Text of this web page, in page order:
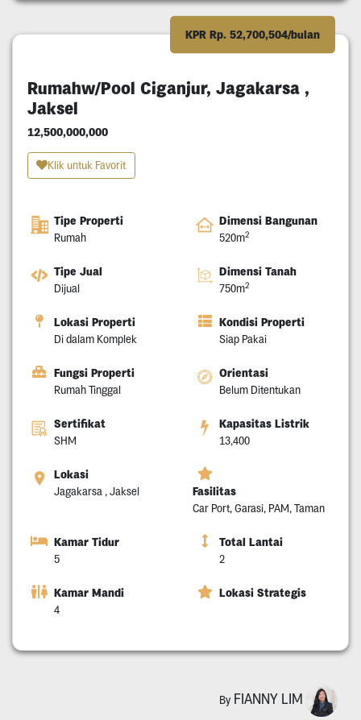
KPR Rp. 52,700,504/bulan
Rumahw/Pool Ciganjur, Jagakarsa ,
Jaksel
12,500,000,000
Klik untuk Favorit
Tipe Properti
Rumah
Dimensi Bangunan
520m2
Tipe Jual
Dijual
Dimensi Tanah
750m2
Lokasi Properti
Di dalam Komplek
Kondisi Properti
Siap Pakai
Fungsi Properti
Rumah Tinggal
Orientasi
Belum Ditentukan
Sertifikat
SHM
Kapasitas Listrik
13,400
Lokasi
Jagakarsa , Jaksel Fasilitas
Car Port, Garasi, PAM, Taman
Kamar Tidur
5
Total Lantai
2
Kamar Mandi
4
Lokasi Strategis
By FIANNY LIM